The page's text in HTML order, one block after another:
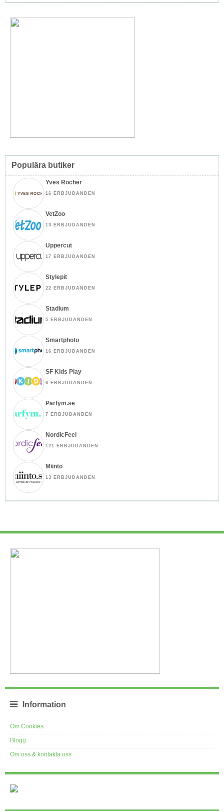
Populära butiker
Yves Rocher
16 ERBJUDANDEN
VetZoo
13 ERBJUDANDEN
Uppercut
17 ERBJUDANDEN
Stylepit
22 ERBJUDANDEN
Stadium
5 ERBJUDANDEN
Smartphoto
16 ERBJUDANDEN
SF Kids Play
6 ERBJUDANDEN
Parfym.se
7 ERBJUDANDEN
NordicFeel
121 ERBJUDANDEN
Miinto
13 ERBJUDANDEN
Information
Om Cookies
Blogg
Om oss & kontakta oss